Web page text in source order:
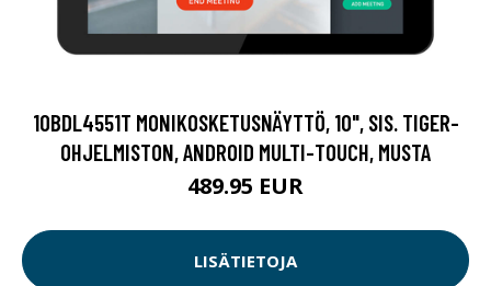
10BDL4551T MONIKOSKETUSNÄYTTÖ, 10", SIS. TIGER-
OHJELMISTON, ANDROID MULTI-TOUCH, MUSTA
489.95 EUR
LISÄTIETOJA